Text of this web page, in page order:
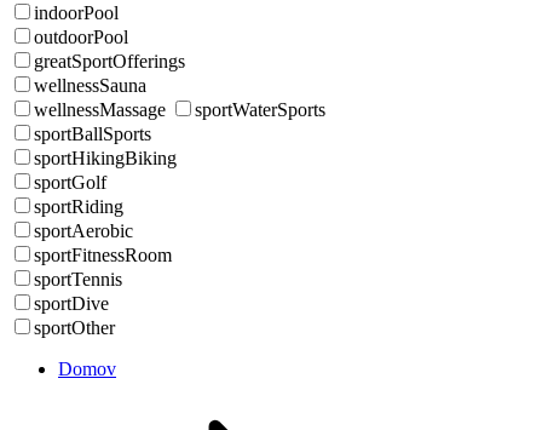
indoorPool
outdoorPool
greatSportOfferings
wellnessSauna
wellnessMassage
sportWaterSports
sportBallSports
sportHikingBiking
sportGolf
sportRiding
sportAerobic
sportFitnessRoom
sportTennis
sportDive
sportOther
Domov